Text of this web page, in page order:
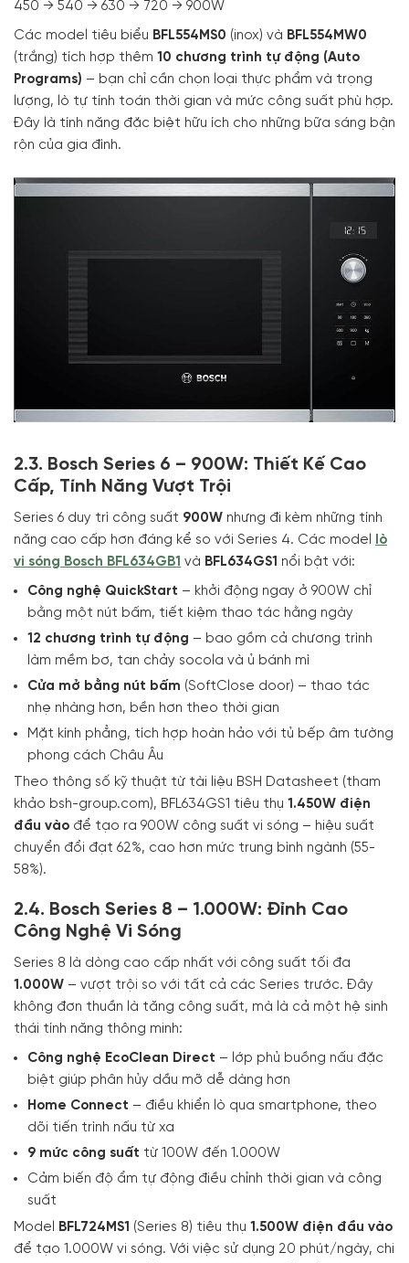
450 → 540 → 630 → 720 → 900W
Các model tiêu biểu BFL554MS0 (inox) và BFL554MW0
(trắng) tích hợp thêm 10 chương trình tự động (Auto
Programs) – bạn chỉ cần chọn loại thực phẩm và trọng
lượng, lò tự tính toán thời gian và mức công suất phù hợp.
Đây là tính năng đặc biệt hữu ích cho những bữa sáng bận
rộn của gia đình.
2.3. Bosch Series 6 – 900W: Thiết Kế Cao
Cấp, Tính Năng Vượt Trội
Series 6 duy trì công suất 900W nhưng đi kèm những tính
năng cao cấp hơn đáng kể so với Series 4. Các model lò
vi sóng Bosch BFL634GB1 và BFL634GS1 nổi bật với:
Công nghệ QuickStart – khởi động ngay ở 900W chỉ
bằng một nút bấm, tiết kiệm thao tác hằng ngày
12 chương trình tự động – bao gồm cả chương trình
làm mềm bơ, tan chảy socola và ủ bánh mì
Cửa mở bằng nút bấm (SoftClose door) – thao tác
nhẹ nhàng hơn, bền hơn theo thời gian
Mặt kính phẳng, tích hợp hoàn hảo với tủ bếp âm tường
phong cách Châu Âu
Theo thông số kỹ thuật từ tài liệu BSH Datasheet (tham
khảo bsh-group.com), BFL634GS1 tiêu thụ 1.450W điện
đầu vào để tạo ra 900W công suất vi sóng – hiệu suất
chuyển đổi đạt 62%, cao hơn mức trung bình ngành (55-
58%).
2.4. Bosch Series 8 – 1.000W: Đỉnh Cao
Công Nghệ Vi Sóng
Series 8 là dòng cao cấp nhất với công suất tối đa
1.000W – vượt trội so với tất cả các Series trước. Đây
không đơn thuần là tăng công suất, mà là cả một hệ sinh
thái tính năng thông minh:
Công nghệ EcoClean Direct – lớp phủ buồng nấu đặc
biệt giúp phân hủy dầu mỡ dễ dàng hơn
Home Connect – điều khiển lò qua smartphone, theo
dõi tiến trình nấu từ xa
9 mức công suất từ 100W đến 1.000W
Cảm biến độ ẩm tự động điều chỉnh thời gian và công
suất
Model BFL724MS1 (Series 8) tiêu thụ 1.500W điện đầu vào
để tạo 1.000W vi sóng. Với việc sử dụng 20 phút/ngày, chi